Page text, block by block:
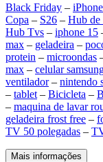
Black Friday –
Copa – S26 – Hub de
Hub Tvs – iphone 15
max – geladeira –
protein – microondas
max – celular
ventilador– nintendo
– tablet – Bicicleta –
– maquina de lavar
geladeira frost free –
TV 50 polegadas –
Mais informações